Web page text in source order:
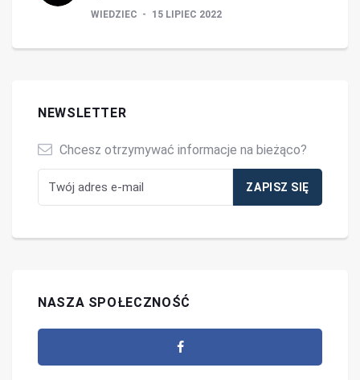
WIEDZIEC 15 LIPIEC 2022
NEWSLETTER
Chcesz otrzymywać informacje na bieżąco?
NASZA SPOŁECZNOŚĆ